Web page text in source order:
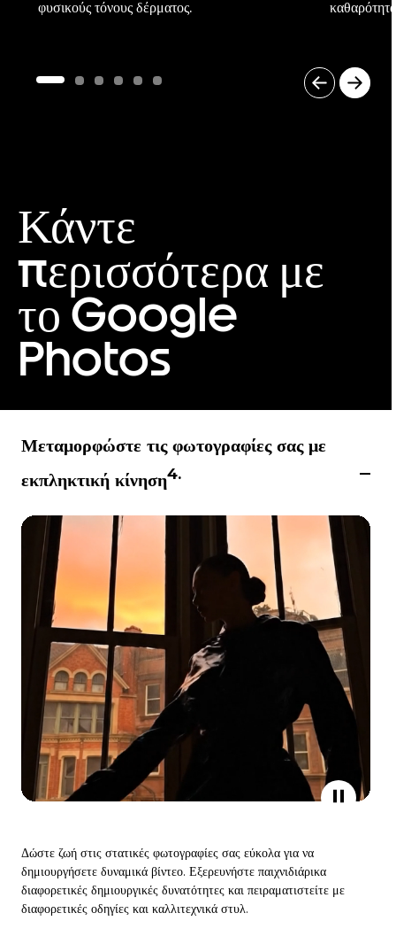
φυσικούς τόνους δέρματος.
Κάντε
περισσότερα με
το Google
Photos
Μεταμορφώστε τις φωτογραφίες σας με
εκπληκτική κίνηση4.
Δώστε ζωή στις στατικές φωτογραφίες σας εύκολα για να
δημιουργήσετε δυναμικά βίντεο. Εξερευνήστε παιχνιδιάρικα
διαφορετικές δημιουργικές δυνατότητες και πειραματιστείτε με
διαφορετικές οδηγίες και καλλιτεχνικά στυλ.